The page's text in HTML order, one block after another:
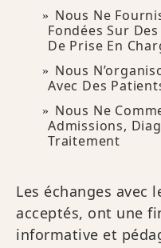
Nous Ne
Fondées Sur
De Prise En
Nous
Avec Des
Nous Ne
Admissions,
Traitement
Les échanges avec
acceptés, ont une
informative et